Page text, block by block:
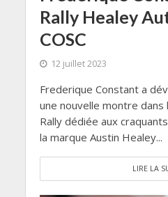
Rally Healey
COSC
12 juillet 2023
Frederique Constant a
une nouvelle montre dans
Rally dédiée aux
la marque Austin Healey...
LIRE LA